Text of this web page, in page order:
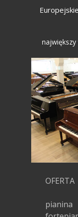
OFERTA
pianina